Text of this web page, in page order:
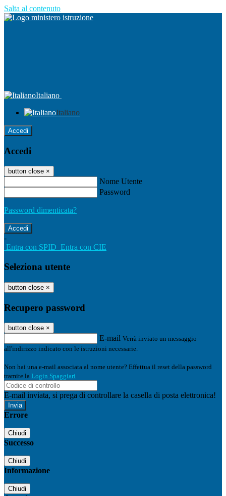
Salta al contenuto
Italiano
Italiano
Accedi
Accedi
button close ×
Nome Utente
Password
Password dimenticata?
-
Entra con SPID Entra con CIE
Seleziona utente
button close ×
Recupero password
button close ×
E-mail Verrà inviato un messaggio
all'indirizzo indicato con le istruzioni necessarie.
Non hai una e-mail associata al nome utente? Effettua il reset della password
tramite la Login Spaggiari
E-mail inviata, si prega di controllare la casella di posta elettronica!
Errore
Chiudi
Successo
Chiudi
Informazione
Chiudi